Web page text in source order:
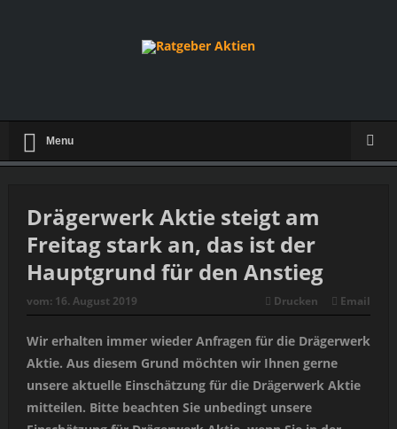
Menu
Drägerwerk Aktie steigt am
Freitag stark an, das ist der
Hauptgrund für den Anstieg
vom: 16. August 2019 Drucken Email
Wir erhalten immer wieder Anfragen für die Drägerwerk
Aktie. Aus diesem Grund möchten wir Ihnen gerne
unsere aktuelle Einschätzung für die Drägerwerk Aktie
mitteilen. Bitte beachten Sie unbedingt unsere